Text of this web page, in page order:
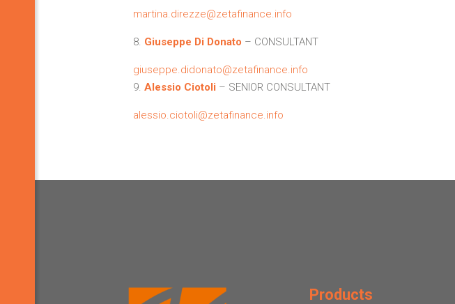
martina.direzze@zetafinance.info
8. Giuseppe Di Donato – CONSULTANT
giuseppe.didonato@zetafinance.info
9. Alessio Ciotoli – SENIOR CONSULTANT
alessio.ciotoli@zetafinance.info
Products